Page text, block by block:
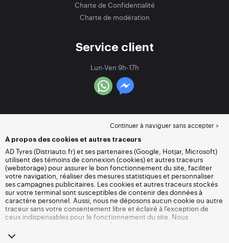
Charte de Confidentialité
Charte de modération
Service client
Lun-Ven 9h-17h
Continuer à naviguer sans accepter >
À propos des cookies et autres traceurs
AD Tyres (Distriauto.fr) et ses partenaires (Google, Hotjar, Microsoft)
utilisent des témoins de connexion (cookies) et autres traceurs
(webstorage) pour assurer le bon fonctionnement du site, faciliter
votre navigation, réaliser des mesures statistiques et personnaliser
ses campagnes publicitaires. Les cookies et autres traceurs stockés
sur votre terminal sont susceptibles de contenir des données à
caractère personnel. Aussi, nous ne déposons aucun cookie ou autre
traceur sans votre consentement libre et éclairé à l’exception de
ceux indispensables pour le fonctionnement du site. Nous
conservons votre choix pendant 6 mois. Vous pouvez retirer votre
consentement à tout moment en vous rendant sur la
autres traceurs